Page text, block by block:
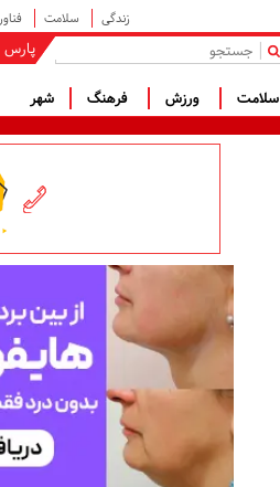
زندگی سلامت
پارس |
سلامت ورزش فرهنگ شهر